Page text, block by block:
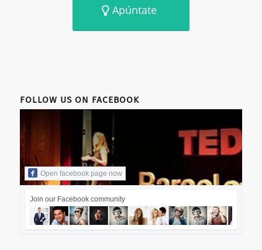
Apúntate
FOLLOW US ON FACEBOOK
Open facebook page now
Join our Facebook community